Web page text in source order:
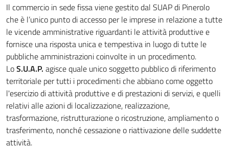
Il commercio in sede fissa viene gestito dal SUAP di Pinerolo
che è l’unico punto di accesso per le imprese in relazione a tutte
le vicende amministrative riguardanti le attività produttive e
fornisce una risposta unica e tempestiva in luogo di tutte le
pubbliche amministrazioni coinvolte in un procedimento.
LoS.U.A.P. agisce quale unico soggetto pubblico di riferimento
territoriale per tutti i procedimenti che abbiano come oggetto
l'esercizio di attività produttive e di prestazioni di servizi, e quelli
relativi alle azioni di localizzazione, realizzazione,
trasformazione, ristrutturazione o ricostruzione, ampliamento o
trasferimento, nonché cessazione o riattivazione delle suddette
attività.